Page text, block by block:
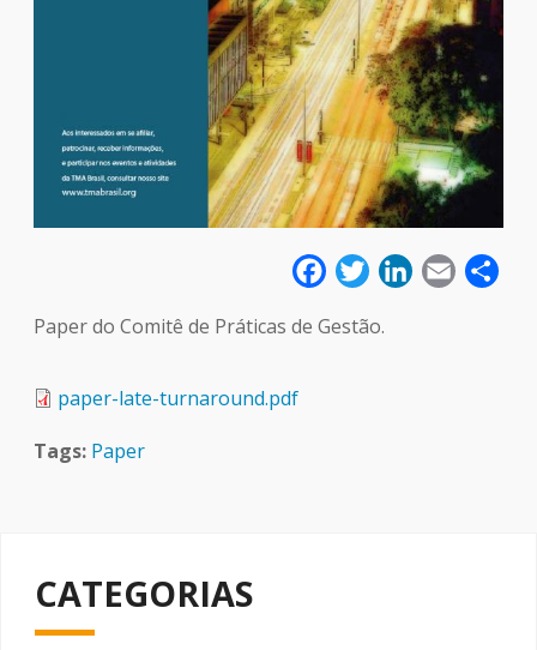
Facebook
TwitterLinkedIn
Email
Paper do Comitê de Práticas de Gestão.
Arquivo
paper-late-turnaround.pdf
Tags Paper
CATEGORIAS